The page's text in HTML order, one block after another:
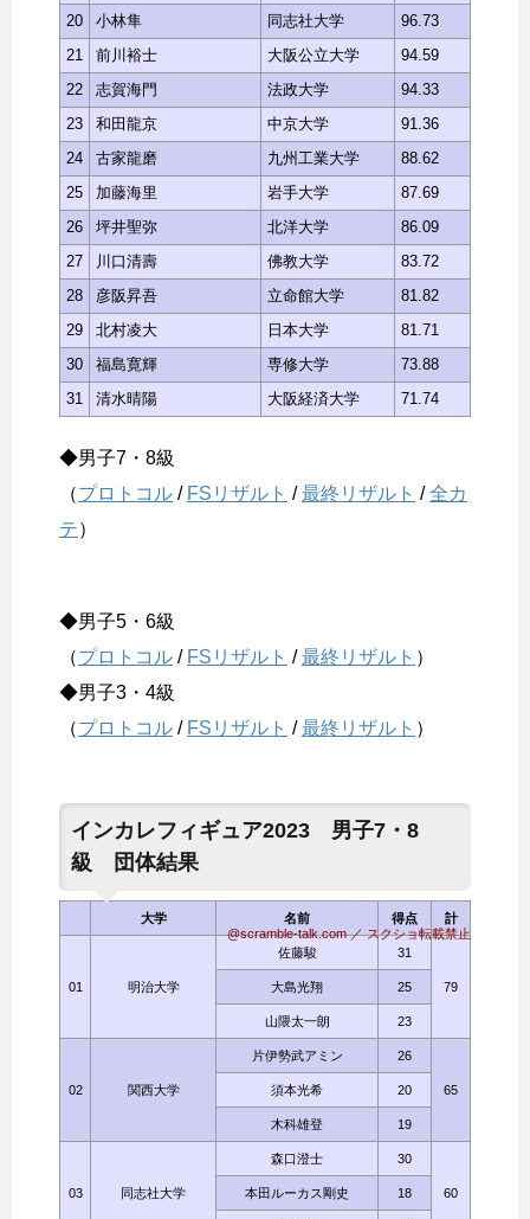
20
小林隼 同志社大学
96.73
21
前川裕士 大阪公立大学
94.59
22
志賀海門 法政大学
94.33
23
和田龍京 中京大学
91.36
24
古家龍磨 九州工業大学
88.62
25
加藤海里 岩手大学
87.69
26
坪井聖弥 北洋大学
86.09
27
川口清壽 佛教大学
83.72
28
彦阪昇吾 立命館大学
81.82
29
北村凌大 日本大学
81.71
30
福島寛輝 専修大学
73.88
31
清水晴陽 大阪経済大学 71.74
◆男子7・8級
（プロトコル / FSリザルト /最終リザルト /全カ
テ）
◆男子5・6級
（プロトコル / FSリザルト /最終リザルト ）
◆男子3・4級
（プロトコル / FSリザルト /最終リザルト ）
インカレフィギュア2023 男子7・8
級 団体結果
@scramble-talk.com ／ スクショ転載禁止
大学 名前 得点 計
01 明治大学
佐藤駿 31
79
大島光翔 25
山隈太一朗 23
02 関西大学
片伊勢武アミン 26
65
須本光希 20
木科雄登 19
03 同志社大学
森口澄士 30
60
本田ルーカス剛史 18